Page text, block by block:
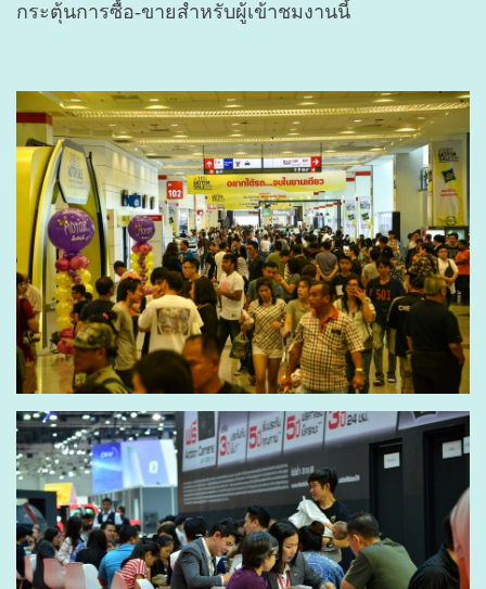
กระตุ้นการซื้อ-ขายสำหรับผู้เข้าชมงานนี้